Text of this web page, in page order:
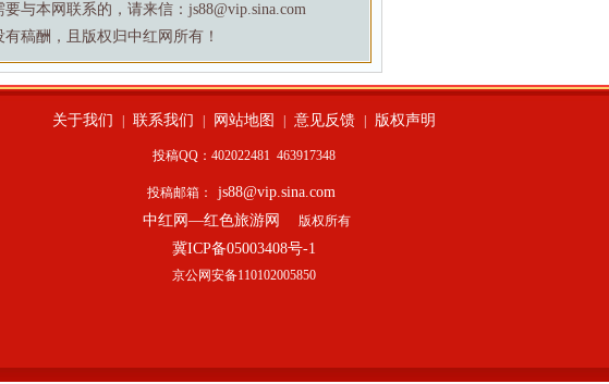
与本网联系的，请来信：js88@vip.sina.com
稿酬，且版权归中红网所有！
关于我们 联系我们 网站地图 意见反馈 版权声明
投稿QQ：402022481 463917348
投稿邮箱：
js88@vip.sina.com
中红网—红色旅游网
版权所有
冀ICP备05003408号-1
京公网安备110102005850